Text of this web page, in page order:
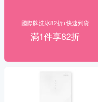
國際牌洗冰82折+快速到貨
滿1件享82折